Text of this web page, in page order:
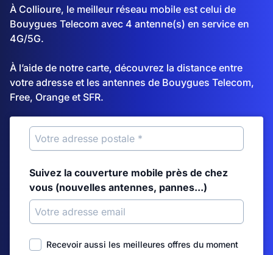
À Collioure, le meilleur réseau mobile est celui de
Bouygues Telecom avec 4 antenne(s) en service en
4G/5G.
À l’aide de notre carte, découvrez la distance entre
votre adresse et les antennes de Bouygues Telecom,
Free, Orange et SFR.
Suivez la couverture mobile près de chez
vous (nouvelles antennes, pannes...)
Recevoir aussi les meilleures offres du moment